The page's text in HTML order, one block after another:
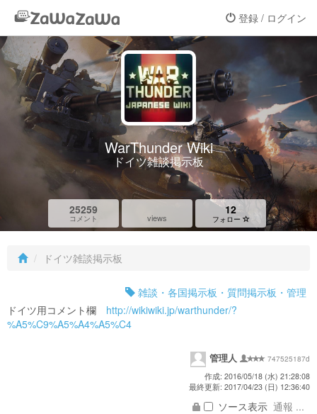
登録 / ログイン
WarThunder Wiki
ドイツ雑談掲示板
25259
コメント views
12
フォロー
ドイツ雑談掲示板
雑談・各国掲示板・質問掲示板・管理
ドイツ用コメント欄 http://wikiwiki.jp/warthunder/?
%A5%C9%A5%A4%A5%C4
管理人
747525187d
作成: 2016/05/18 (水) 21:28:08
最終更新: 2017/04/23 (日) 12:36:40
ソース表示 通報 ...